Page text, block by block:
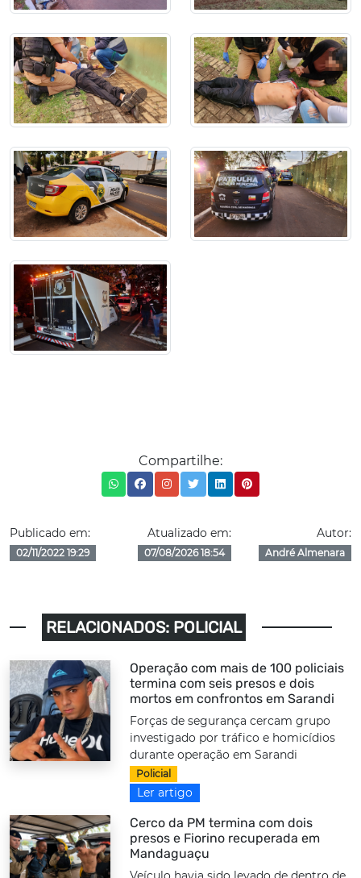
Compartilhe:
Publicado em:
02/11/2022 19:29
Atualizado em:
07/08/2026 18:54
Autor:
André Almenara
RELACIONADOS: POLICIAL
Operação com mais de 100 policiais
termina com seis presos e dois
mortos em confrontos em Sarandi
Forças de segurança cercam grupo
investigado por tráfico e homicídios
durante operação em Sarandi
Policial
Ler artigo
Cerco da PM termina com dois
presos e Fiorino recuperada em
Mandaguaçu